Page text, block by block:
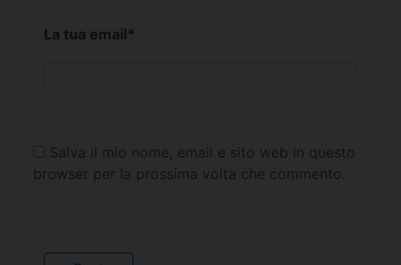
La tua email*
Salva il mio nome, email e sito web in questo
browser per la prossima volta che commento.